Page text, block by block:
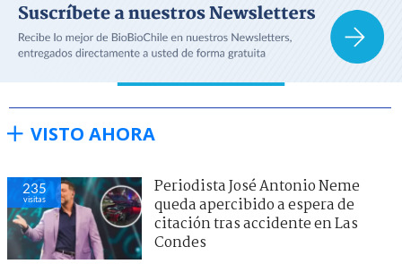
VISTO AHORA
235
visitas
Periodista José Antonio Neme
queda apercibido a espera de
citación tras accidente en Las
Condes